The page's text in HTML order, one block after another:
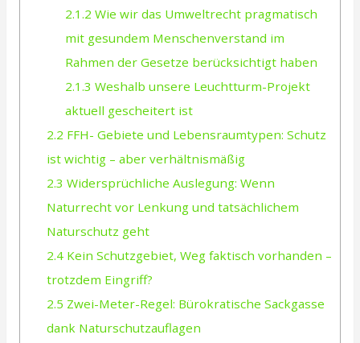
2.1.2 Wie wir das Umweltrecht pragmatisch
mit gesundem Menschenverstand im
Rahmen der Gesetze berücksichtigt haben
2.1.3 Weshalb unsere Leuchtturm-Projekt
aktuell gescheitert ist
2.2 FFH- Gebiete und Lebensraumtypen: Schutz
ist wichtig – aber verhältnismäßig
2.3 Widersprüchliche Auslegung: Wenn
Naturrecht vor Lenkung und tatsächlichem
Naturschutz geht
2.4Kein Schutzgebiet, Weg faktisch vorhanden –
trotzdem Eingriff?
2.5 Zwei-Meter-Regel: Bürokratische Sackgasse
dank Naturschutzauflagen